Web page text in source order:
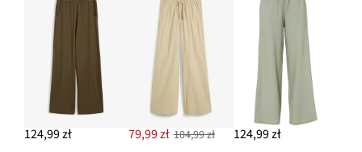
124,99 zł 79,99 zł 104,99 zł 124,99 zł